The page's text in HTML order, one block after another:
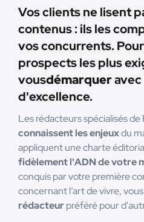
Vos clients ne lisent
contenus : ils les
vos concurrents.
prospects les plus
vousdémarquer
d'excellence.
Les rédacteurs spécialisés
connaissent les enjeuxdu
appliquent une charte
fidèlement l'ADN de votre
conquis par votre première
concernant l’art de vivre,
rédacteurpréféré pour